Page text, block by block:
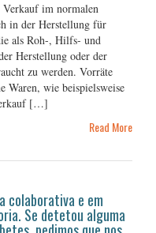
Verkauf im normalen
in der Herstellung für
als Roh-, Hilfs- und
Herstellung oder der
zu werden. Vorräte
Waren, wie beispielsweise
[…]
Read More
colaborativa e em
Se detetou alguma